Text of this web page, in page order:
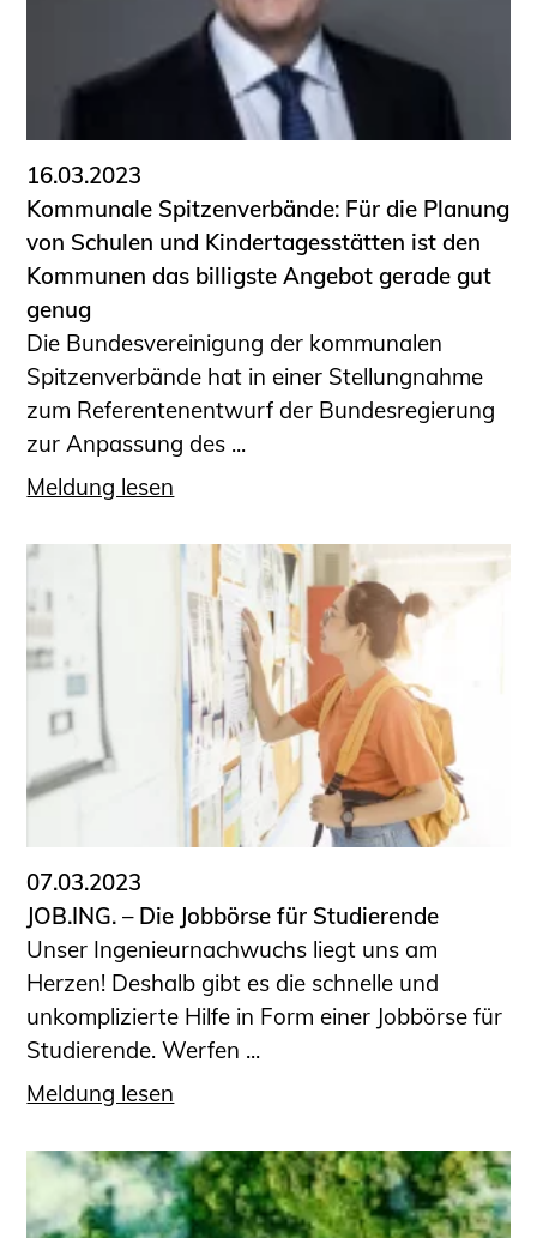
16.03.2023
Kommunale Spitzenverbände: Für die Planung
von Schulen und Kindertagesstätten ist den
Kommunen das billigste Angebot gerade gut
genug
Die Bundesvereinigung der kommunalen
Spitzenverbände hat in einer Stellungnahme
zum Referentenentwurf der Bundesregierung
zur Anpassung des ...
Meldung lesen
07.03.2023
JOB.ING. – Die Jobbörse für Studierende
Unser Ingenieurnachwuchs liegt uns am
Herzen! Deshalb gibt es die schnelle und
unkomplizierte Hilfe in Form einer Jobbörse für
Studierende. Werfen ...
Meldung lesen